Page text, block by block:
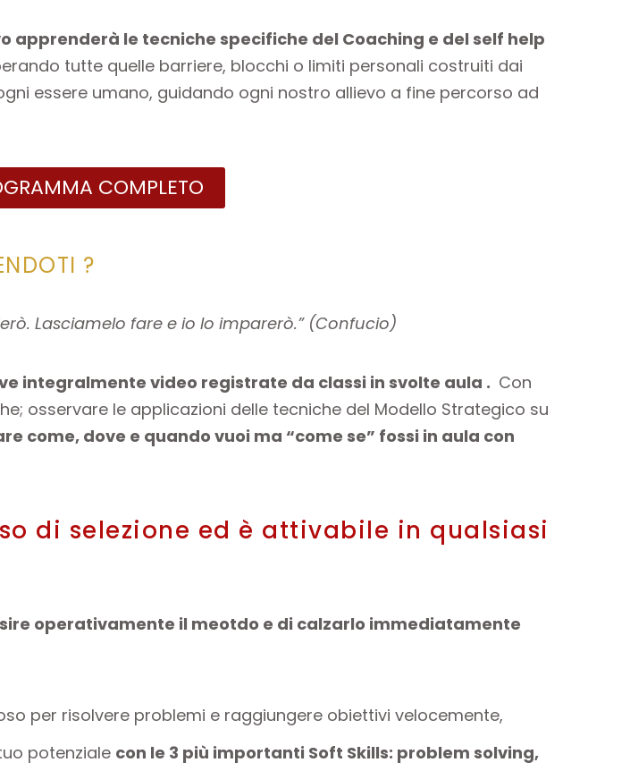
apprenderà le tecniche specifiche del Coaching e del self help
tutte quelle barriere, blocchi o limiti personali costruiti dai
essere umano, guidando ogni nostro allievo a fine percorso ad
COMPLETO
?
Lasciamelo fare e io lo imparerò.” (Confucio)
integralmente video registrate da classi in svolte aula . Con
osservare le applicazioni delle tecniche del Modello Strategico su
come, dove e quando vuoi ma “come se” fossi in aula con
di selezione ed è attivabile in qualsiasi
operativamente il meotdo e di calzarlo immediatamente
per risolvere problemi e raggiungere obiettivi velocemente,
potenziale con le 3 più importanti Soft Skills: problem solving,